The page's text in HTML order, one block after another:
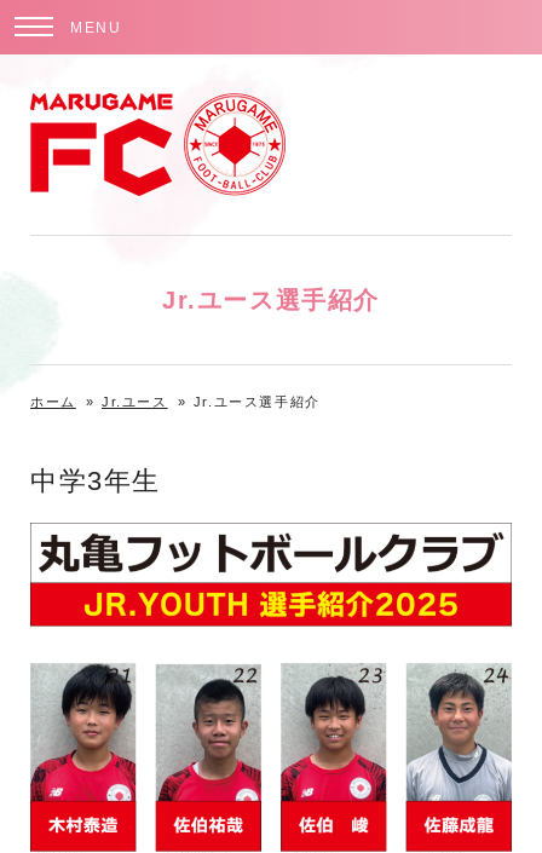
MENU
Jr.ユース選手紹介
ホーム » Jr.ユース » Jr.ユース選手紹介
中学3年生